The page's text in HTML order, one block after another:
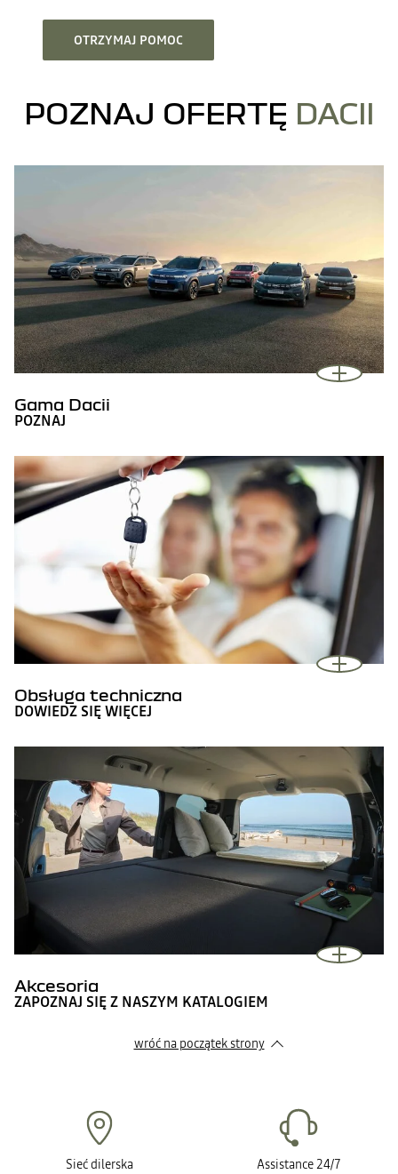
OTRZYMAJ POMOC
POZNAJ OFERTĘ DACII
Gama Dacii
POZNAJ
Obsługa techniczna
DOWIEDZ SIĘ WIĘCEJ
Akcesoria
ZAPOZNAJ SIĘ Z NASZYM KATALOGIEM
wróć na początek strony
Sieć dilerska Assistance 24/7